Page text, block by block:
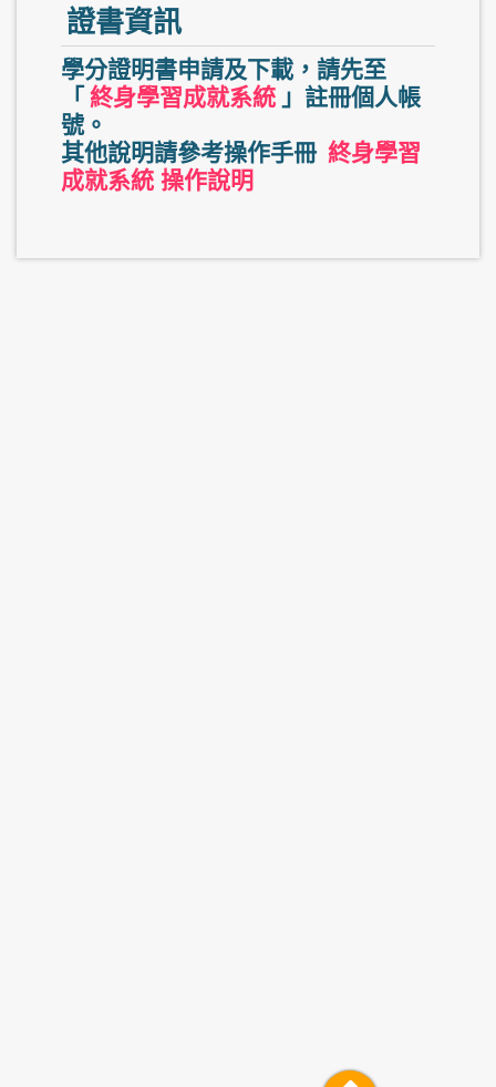
證書資訊
學分證明書申請及下載，請先至
「 終身學習成就系統 」註冊個人帳
號。
其他說明請參考操作手冊 終身學習
成就系統 操作說明